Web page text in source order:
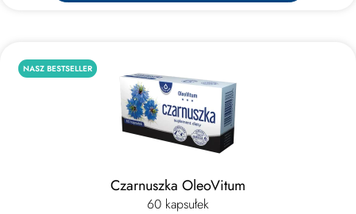
NASZ BESTSELLER
Czarnuszka OleoVitum
60 kapsułek